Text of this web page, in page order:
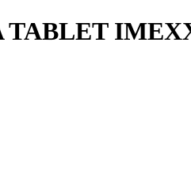
TABLET